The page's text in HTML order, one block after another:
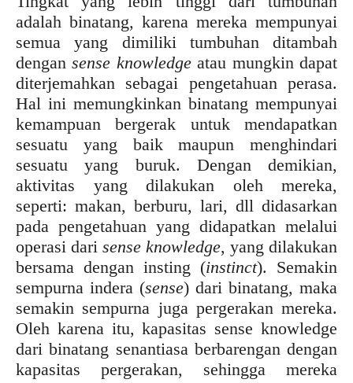
adalah binatang, karena mereka mempunyai
semua yang dimiliki tumbuhan ditambah
dengansense knowledgeatau mungkin dapat
diterjemahkan sebagai pengetahuan perasa.
Hal ini memungkinkan binatang mempunyai
kemampuan bergerak untuk mendapatkan
sesuatu yang baik maupun menghindari
sesuatu yang buruk. Dengan demikian,
aktivitas yang dilakukan oleh mereka,
seperti: makan, berburu, lari, dll didasarkan
pada pengetahuan yang didapatkan melalui
operasi dari sense knowledge, yang dilakukan
bersama dengan insting (instinct). Semakin
sempurna indera (sense) dari binatang, maka
semakin sempurna juga pergerakan mereka.
Oleh karena itu, kapasitas sense knowledge
dari binatang senantiasa berbarengan dengan
kapasitas pergerakan, sehingga mereka